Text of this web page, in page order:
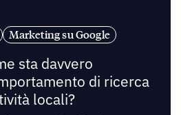
Marketing su Google
sta davvero
di ricerca
locali?